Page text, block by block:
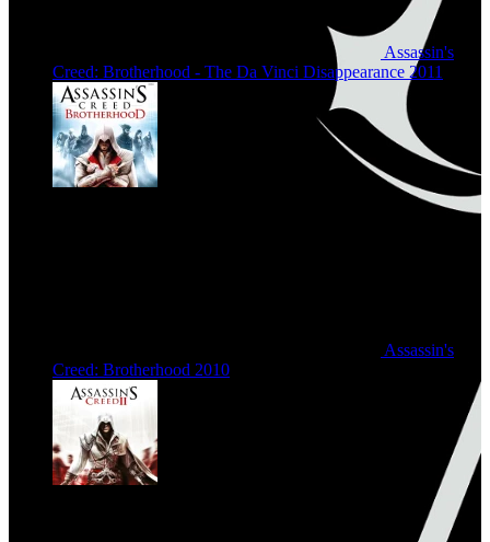
Assassin's
Creed: Brotherhood - The Da Vinci Disappearance 2011
Assassin's
Creed: Brotherhood 2010